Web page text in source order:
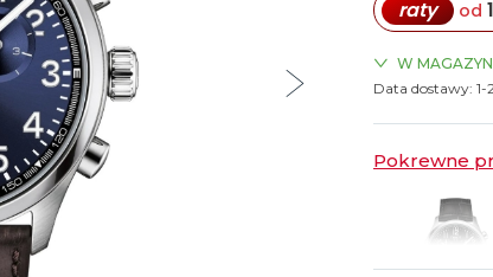
Sterowane radiowo
Sterowane GPS
Sterowane radiowo
Garmin
Guess
Hamilton
Mondaine
Spinki do mankietów
raty od
W
ZEGARKI.PL
ZEGARKI.PL
Data dostawy: 1-
Pokrewne